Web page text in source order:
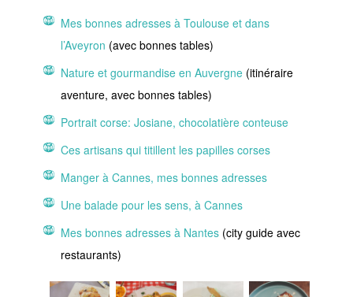
Mes bonnes adresses à Toulouse et dans
l’Aveyron (avec bonnes tables)
Nature et gourmandise en Auvergne(itinéraire
aventure, avec bonnes tables)
Portrait corse: Josiane, chocolatière conteuse
Ces artisans qui titillent les papilles corses
Manger à Cannes, mes bonnes adresses
Une balade pour les sens, à Cannes
Mes bonnes adresses à Nantes(city guide avec
restaurants)